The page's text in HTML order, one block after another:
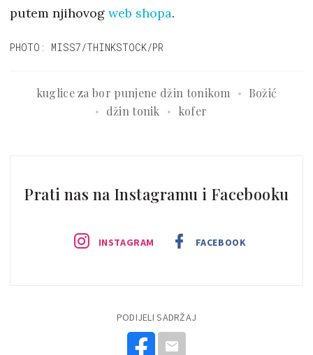
putem njihovog web shopa.
PHOTO: MISS7/THINKSTOCK/PR
kuglice za bor punjene džin tonikom
Božić
džin tonik
kofer
Prati nas na Instagramu i Facebooku
INSTAGRAM FACEBOOK
PODIJELI SADRŽAJ